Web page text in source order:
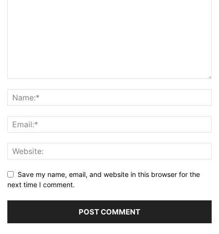
Save my name, email, and website in this browser for the
next time I comment.